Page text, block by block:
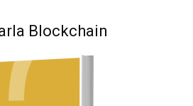
Blockchain